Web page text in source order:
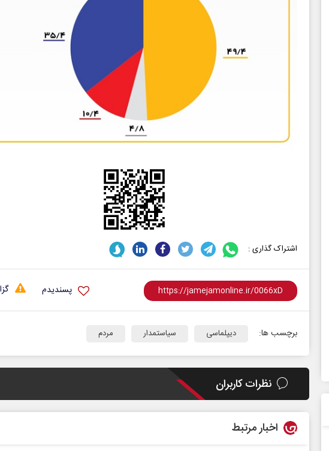
اشتراک گذاری :
پسندیدم
برچسب ها: دیپلماسی سیاستمدار مردم
نظرات کاربران
اخبار مرتبط